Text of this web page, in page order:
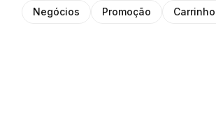
Negócios
Promoção